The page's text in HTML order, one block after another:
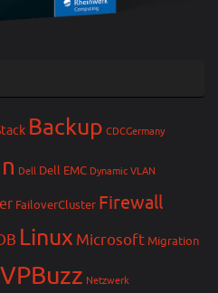
Backup CDCGermany
Dell Dell EMC Dynamic VLAN
FailoverCluster Firewall
Linux Microsoft Migration
Netzwerk